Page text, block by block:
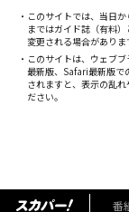
このサイトでは、当日
まではガイド誌（有料
変更される場合がありま
このサイトは、ウェブ
最新版、Safari最新版で
されますと、表示の乱
ださい。
番